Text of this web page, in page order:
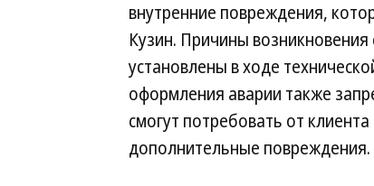
внутренние повреждения,
Кузин. Причины
установлены в ходе
оформления аварии также
смогут потребовать от
дополнительные повреждения.